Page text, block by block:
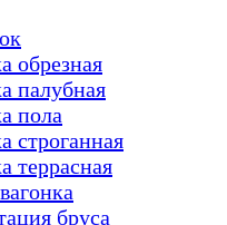
обрезная
палубная
пола
строганная
террасная
бруса